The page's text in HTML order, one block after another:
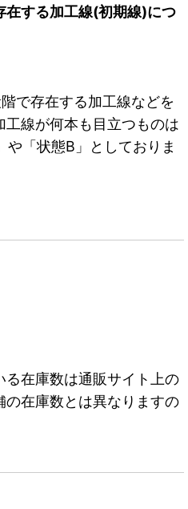
在する加工線(初期線)につ
で存在する加工線などを
線が何本も目立つものは
「状態B」としておりま
在庫数は通販サイト上の
在庫数とは異なりますの